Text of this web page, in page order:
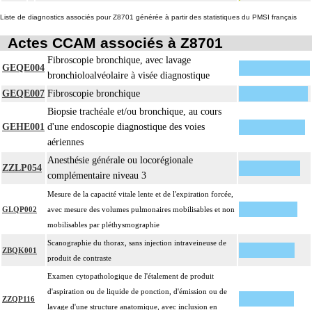
Liste de diagnostics associés pour Z8701 générée à partir des statistiques du PMSI français
Actes CCAM associés à Z8701
GEQE004
Fibroscopie bronchique, avec lavage
bronchioloalvéolaire à visée diagnostique
GEQE007 Fibroscopie bronchique
GEHE001
Biopsie trachéale et/ou bronchique, au cours
d'une endoscopie diagnostique des voies
aériennes
ZZLP054
Anesthésie générale ou locorégionale
complémentaire niveau 3
GLQP002
Mesure de la capacité vitale lente et de l'expiration forcée,
avec mesure des volumes pulmonaires mobilisables et non
mobilisables par pléthysmographie
ZBQK001
Scanographie du thorax, sans injection intraveineuse de
produit de contraste
ZZQP116
Examen cytopathologique de l'étalement de produit
d'aspiration ou de liquide de ponction, d'émission ou de
lavage d'une structure anatomique, avec inclusion en